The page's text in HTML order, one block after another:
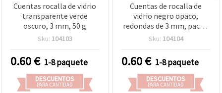
Cuentas rocalla de vidrio
transparente verde
oscuro, 3 mm, 50 g
Sku: 104103
0.60€ 1-8 paquete
DESCUENTOS
PARA CANTIDAD
Cuentas de rocalla de
vidrio negro opaco,
redondas de 3 mm, pack a
granel de 50 g – Para
collares y manualidades
DIY
Sku: 104104
0.60€ 1-8 paquete
DESCUENTOS
PARA CANTIDAD